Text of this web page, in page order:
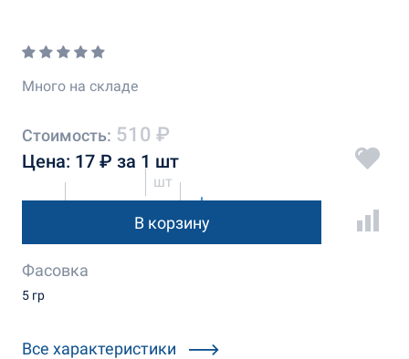
Много на складе
Стоимость: 510 ₽
Цена: 17 ₽ за 1 шт
шт
В корзину
Фасовка
5 гр
Все характеристики